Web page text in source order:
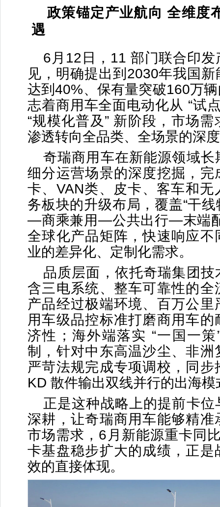
政策锚定产业航向 全维度
遇
6月12日，11 部门联合印
见，明确提出到2030年我国
达到40%、保有量突破160万
志着商用车全面电动化从 “试
“规模化普及” 新阶段，市场
渗透转向全品类、全场景的深
奇瑞商用车在新能源领域长
细分运营场景的深度挖掘，完
卡、VAN类、皮卡、客车和无
务板块的升级布局，覆盖“干
—商乘兼用—公共出行—末端
全球化产品矩阵，快速响应不
业的差异化、定制化需求。
品质层面，依托奇瑞集团技
含三电系统、整车可靠性的全
产品经过极端环境、百万公里
用车级品控标准打磨商用车的
济性；海外端落实 “一国一策
制，针对中东高温沙尘、非洲
严苛法规完成专项调校，同步
KD 散件输出双线并行的出海模
正是这种战略上的提前卡位
深耕，让奇瑞商用车能够精准
市场需求，6月新能源重卡同
卡基盘稳步扩大的成绩，正是
效的直接体现。